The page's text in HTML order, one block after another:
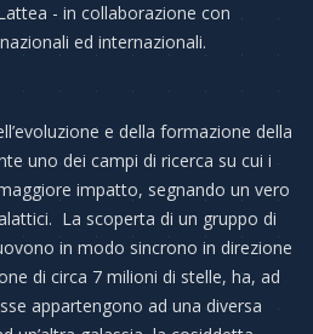
- in collaborazione con
ed internazionali.
e della formazione della
uno dei campi di ricerca su cui i
impatto, segnando un vero
La scoperta di un gruppo di
in modo sincrono in direzione
di circa 7 milioni di stelle, ha, ad
appartengono ad una diversa